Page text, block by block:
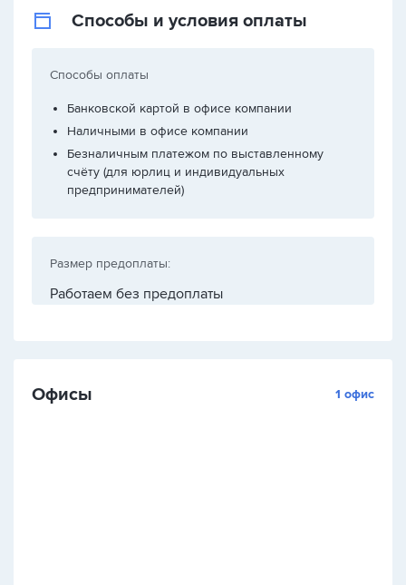
Способы и условия оплаты
Способы оплаты
Банковской картой в офисе компании
Наличными в офисе компании
Безналичным платежом по выставленному
счёту (для юрлиц и индивидуальных
предпринимателей)
Размер предоплаты:
Работаем без предоплаты
Офисы 1 офис